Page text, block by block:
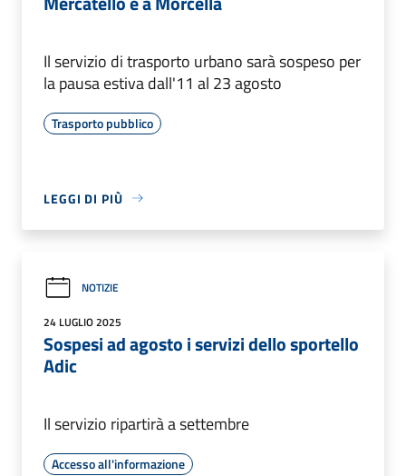
Il servizio di trasporto urbano sarà sospeso per
la pausa estiva dall'11 al 23 agosto
Trasporto pubblico
LEGGI DI PIÙ
NOTIZIE
24 LUGLIO 2025
Sospesi ad agosto i servizi dello sportello
Adic
Il servizio ripartirà a settembre
Accesso all'informazione